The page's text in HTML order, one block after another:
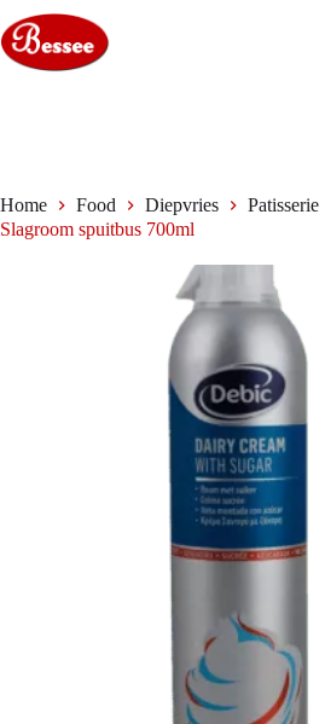
naar
de
inhoud
Home Food Diepvries
Patisserie
Slagroom spuitbus 700ml